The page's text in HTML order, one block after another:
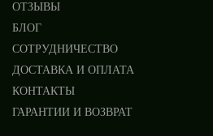
ОТЗЫВЫ
БЛОГ
СОТРУДНИЧЕСТВО
ДОСТАВКА И ОПЛАТА
КОНТАКТЫ
ГАРАНТИИ И ВОЗВРАТ